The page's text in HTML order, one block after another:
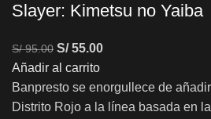
Slayer: Kimetsu no Yaiba
S/95.00 S/55.00
Añadir al carrito
Banpresto se enorgullece de
Distrito Rojo a la línea basada en